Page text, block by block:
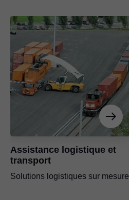
Assistance logistique et
transport
Solutions logistiques sur mesure